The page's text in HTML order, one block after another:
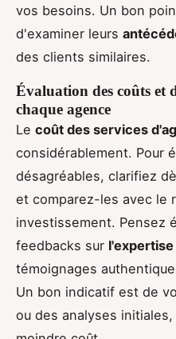
vos besoins. Un bon
d'examiner leurs
des clients similaires.
Évaluation des coûts et
chaque agence
Le coût des services
considérablement. Pour
désagréables, clarifiez
et comparez-les avec le
investissement. Pensez
feedbacks sur
témoignages
Un bon indicatif est de
ou des analyses